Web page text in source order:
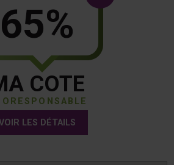
65%
COTE
LES DÉTAILS